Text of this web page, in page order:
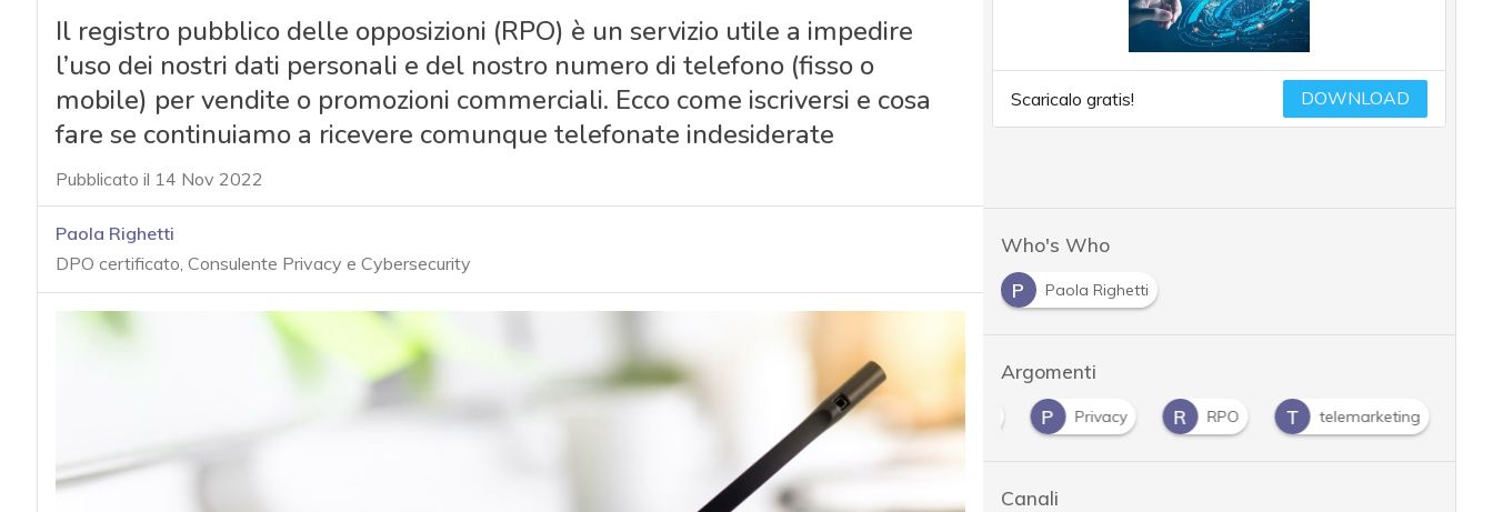
Il registro pubblico delle opposizioni (RPO) è un servizio utile a impedire
l’uso dei nostri dati personali e del nostro numero di telefono (fisso o
mobile) per vendite o promozioni commerciali. Ecco come iscriversi e cosa
fare se continuiamo a ricevere comunque telefonate indesiderate
Pubblicato il 14 Nov 2022
Paola Righetti
DPO certificato, Consulente Privacy e Cybersecurity
Scaricalo gratis! DOWNLOAD
Who's Who
P
Paola Righetti
Argomenti
Data Protection Garante Privacy G Gdpr P Privacy R RPO T telemarketing
Canali